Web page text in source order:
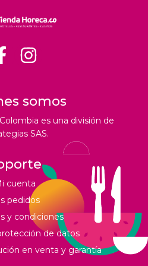
somos
es una división de
SAS.
cuenta
pedidos
y condiciones
de datos
en venta y garantía